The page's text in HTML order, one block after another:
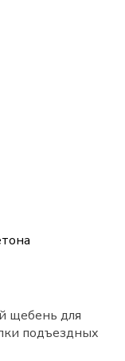
щебень для
подъездных